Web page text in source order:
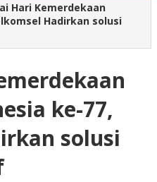
Hari Kemerdekaan
Hadirkan solusi
ke-77,
solusi